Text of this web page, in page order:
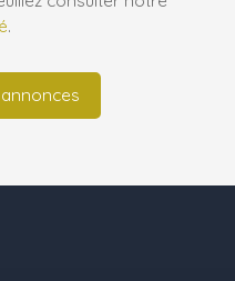
.